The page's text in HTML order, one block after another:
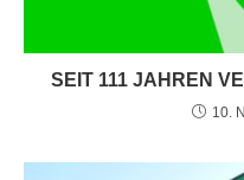
SEIT 111 JAHREN
10.